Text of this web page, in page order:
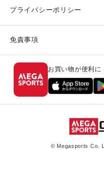
プライバシーポリシー
免責事項
お買い物が便利に
© Megasports Co.